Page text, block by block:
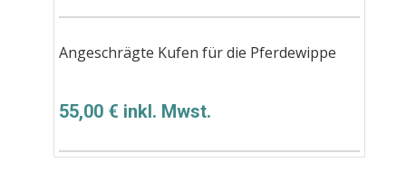
Angeschrägte Kufen für die Pferdewippe
55,00 € inkl. Mwst.